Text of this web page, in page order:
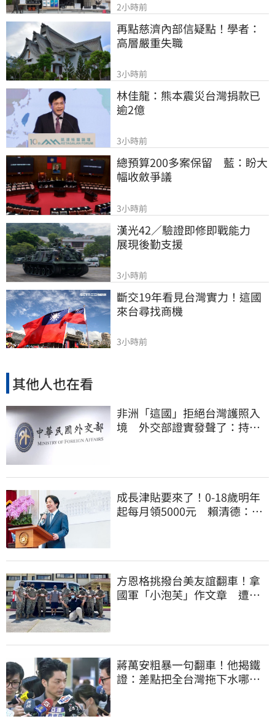
2小時前
再點慈濟內部信疑點！學者：
高層嚴重失職
3小時前
林佳龍：熊本震災台灣捐款已
逾2億
3小時前
總預算200多案保留　藍：盼大
幅收斂爭議
3小時前
漢光42／驗證即修即戰能力
展現後勤支援
3小時前
斷交19年看見台灣實力！這國
來台尋找商機
3小時前
其他人也在看
非洲「這國」拒絕台灣護照入
境 外交部證實發聲了：持續
成長津貼要來了！0-18歲明年
起每月領5000元 賴清德：此
方恩格挑撥台美友誼翻車！拿
國軍「小泡芙」作文章 遭美
蔣萬安粗暴一句翻車！他揭鐵
證：差點把全台灣拖下水哪時